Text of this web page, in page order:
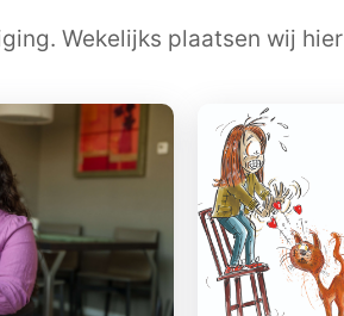
Wekelijks plaatsen wij